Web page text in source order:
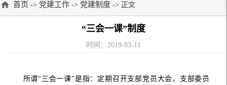
首页 -> 党建工作 -> 党建制度 -> 正文
“三会一课”制度
时间：2019-03-11
所谓“三会一课”是指：定期召开支部党员大会、支部委员